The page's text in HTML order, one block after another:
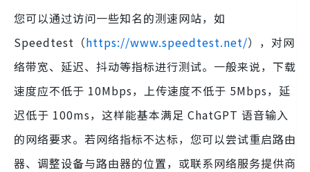
您可以通过访问一些知名的测速网站，如
Speedtest（https://www.speedtest.net/），对网
络带宽、延迟、抖动等指标进行测试。一般来说，下载
速度应不低于 10Mbps，上传速度不低于 5Mbps，延
迟低于 100ms，这样能基本满足 ChatGPT 语音输入
的网络要求。若网络指标不达标，您可以尝试重启路由
器、调整设备与路由器的位置，或联系网络服务提供商